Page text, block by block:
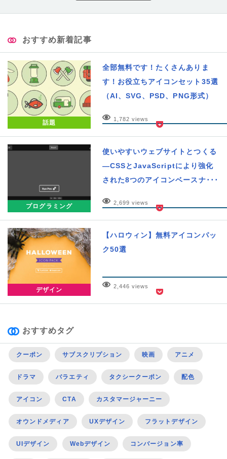
おすすめ新着記事
話題
全部無料です！たくさんありま
す！お役立ちアイコンセット35選
（AI、SVG、PSD、PNG形式）
1,782 views
プログラミング
使いやすいウェブサイトとつくる
―CSSとJavaScriptにより強化
された8つのアイコンベースナ･･･
2,699 views
デザイン
【ハロウィン】無料アイコンパッ
ク50選
2,446 views
おすすめタグ
クーポン サブスクリプション 映画 アニメ
ドラマ バラエティ タクシークーポン 配色
アイコン CTA カスタマージャーニー
オウンドメディア UXデザイン フラットデザイン
UIデザイン Webデザイン コンバージョン率